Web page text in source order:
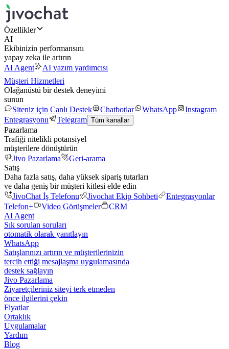
Özellikler
AI
Ekibinizin performansını
yapay zeka ile artırın
AI Agent
AI yazım yardımcısı
Müşteri Hizmetleri
Olağanüstü bir destek deneyimi
sunun
Siteniz için Canlı Destek
Chatbotlar WhatsApp
Instagram
Entegrasyonu
Telegram Tüm kanallar
Pazarlama
Trafiği nitelikli potansiyel
müşterilere dönüştürün
Jivo Pazarlama
Geri-arama
Satış
Daha fazla satış, daha yüksek sipariş tutarları
ve daha geniş bir müşteri kitlesi elde edin
JivoChat İş Telefonu
Jivochat Ekip Sohbeti
Entegrasyonlar
Telefon+
Video Görüşmeler
CRM
AI Agent
Sık sorulan soruları
otomatik olarak yanıtlayın
WhatsApp
Satışlarınızı artırın ve müşterilerinizin
tercih ettiği mesajlaşma uygulamasında
destek sağlayın
Jivo Pazarlama
Ziyaretçileriniz siteyi terk etmeden
önce ilgilerini çekin
Fiyatlar
Ortaklık
Uygulamalar
Yardım
Blog